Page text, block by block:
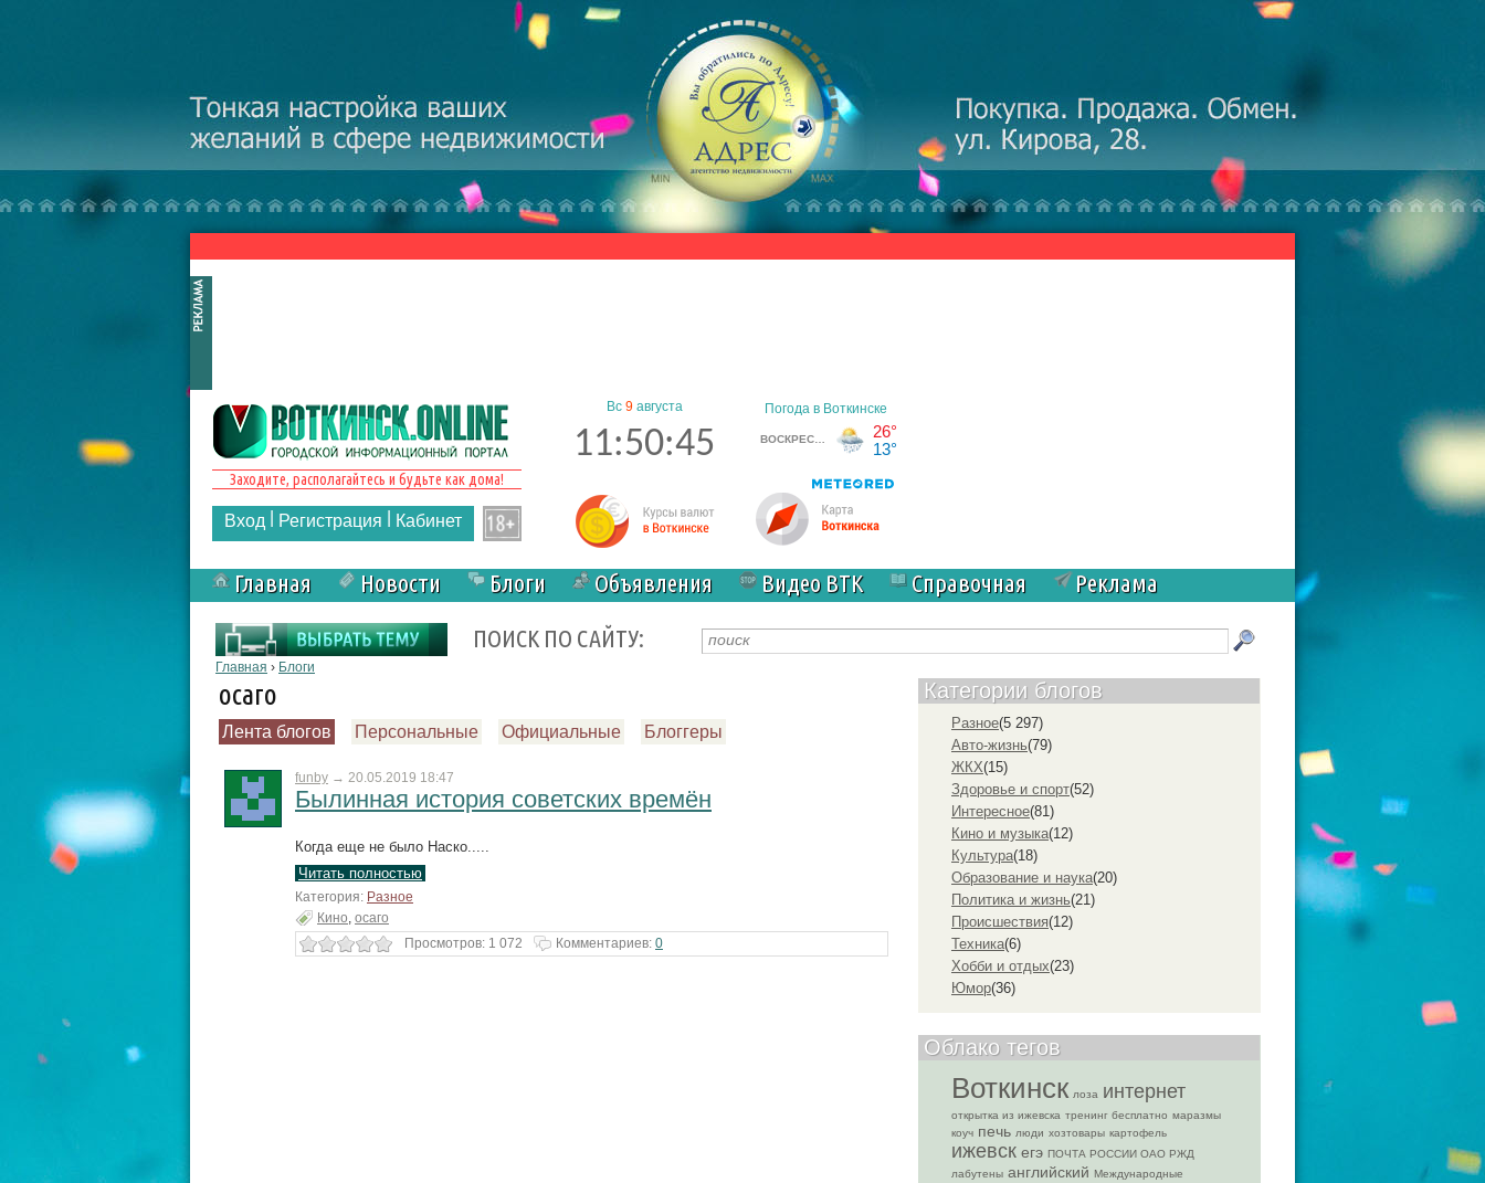
Заходите, располагайтесь и будьте как дома!
Вход Регистрация Кабинет
Вс 9августа
11:50:45
Главная Новости Блоги Объявления Видео ВТК Справочная
Реклама
ПОИСК ПО САЙТУ:
Форма поиска
Вы здесь
Главная › Блоги
осаго
Лента блогов Персональные Официальные Блоггеры
funby → 20.05.2019 18:47
Былинная история советских времён
Когда еще не было Наско.....
Читать полностью
Категория: Разное
Кино, осаго
Просмотров: 1 072
Комментариев: 0
Категории блогов
Разное(5 297)
Авто-жизнь(79)
ЖКХ(15)
Здоровье и спорт(52)
Интересное(81)
Кино и музыка(12)
Культура(18)
Образование и наука(20)
Политика и жизнь(21)
Проиcшествия(12)
Техника(6)
Хобби и отдых(23)
Юмор(36)
Облако тегов
Воткинск лоза интернет
открытка из ижевска тренинг бесплатно маразмы
коуч печь люди хозтовары картофель
ижевск егэ ПОЧТА РОССИИ ОАО РЖД
лабутены английский Международные